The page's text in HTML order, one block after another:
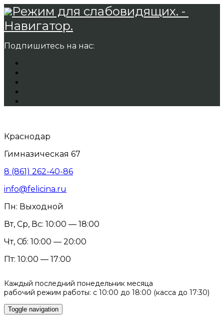
Режим для слабовидящих. -
Навигатор.
Подпишитесь на нас:
Краснодар
Гимназическая 67
8 (861) 262-40-86
info@felicina.ru
Пн: Выходной
Вт, Ср, Вс: 10:00 — 18:00
Чт, Сб: 10:00 — 20:00
Пт: 10:00 — 17:00
Каждый последний понедельник месяца
рабочий режим работы: с 10:00 до 18:00 (касса до 17:30)
Toggle navigation